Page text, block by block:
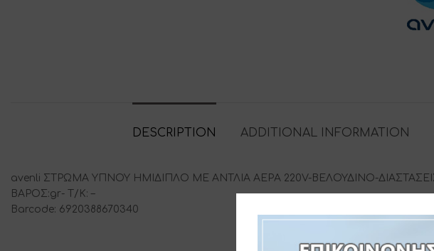
DESCRIPTION ADDITIONAL INFORMATION
avenli ΣΤΡΩΜΑ ΥΠΝΟΥ ΗΜΙΔΙΠΛΟ ΜΕ ΑΝΤΛΙΑ ΑΕΡΑ 220V-ΒΕΛΟΥΔΙΝΟ-
ΒΑΡΟΣ:gr- T/K: –
Barcode: 6920388670340